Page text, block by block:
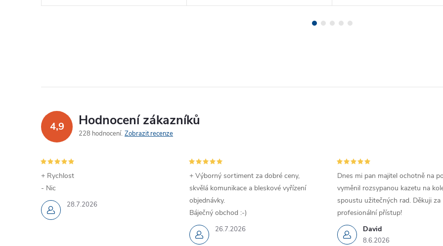
4,9 Hodnocení zákazníků
228 hodnocení Zobrazit recenze
28.7.2026
+ Rychlost
- Nic
26.7.2026
+ Výborný sortiment za dobré ceny,
skvělá komunikace a bleskové vyřízení
objednávky.
Báječný obchod :-)
David
8.6.2026
Dnes mi pan majitel ochotně na
vyměnil rozsypanou kazetu na
spoustu užitečných rad. Děkuji za
profesionální přístup!